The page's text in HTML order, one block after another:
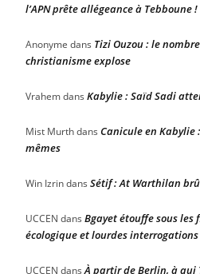
l’APN prête allégeance à Tebboune !
Anonyme dans Tizi Ouzou : le
christianisme explose
Vrahemdans Kabylie : Saïd Sadi
Mist Murthdans Canicule en Kabylie
mêmes
Win Izrindans Sétif : At Warthilan
UCCEN dans Bgayet étouffe sous les
écologique et lourdes interrogations
UCCEN dansÀ partir de Berlin, à qui